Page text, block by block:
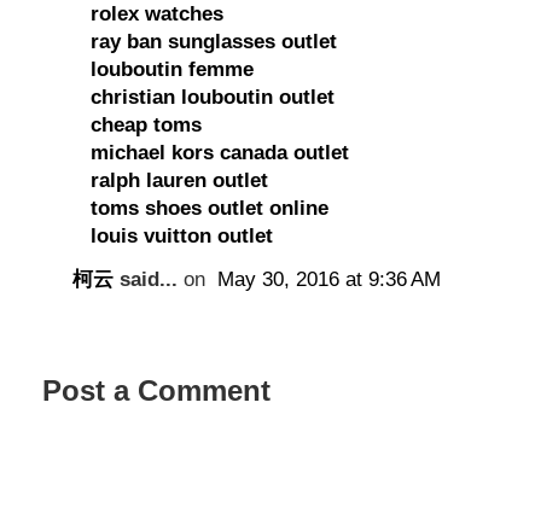
rolex watches
ray ban sunglasses outlet
louboutin femme
christian louboutin outlet
cheap toms
michael kors canada outlet
ralph lauren outlet
toms shoes outlet online
louis vuitton outlet
柯云 said... on May 30, 2016 at 9:36 AM
Post a Comment